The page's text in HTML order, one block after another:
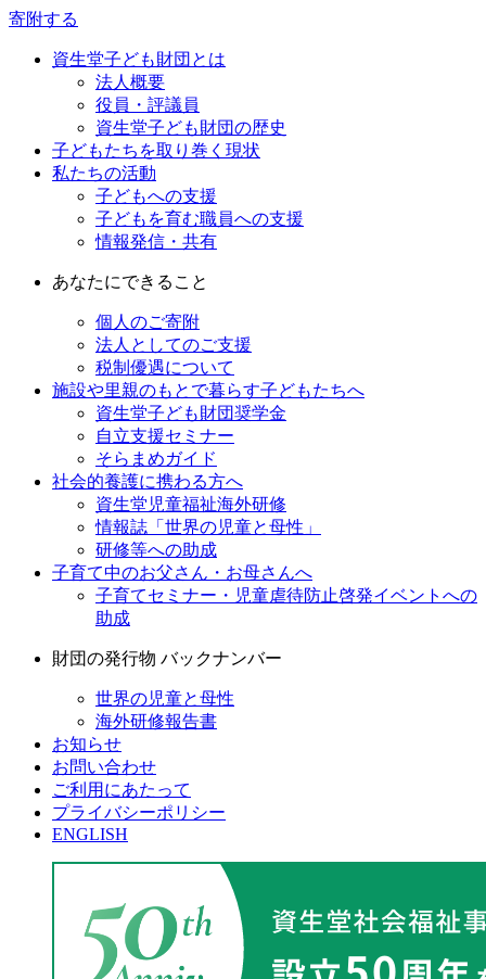
寄附する
資生堂子ども財団とは
法人概要
役員・評議員
資生堂子ども財団の歴史
子どもたちを取り巻く現状
私たちの活動
子どもへの支援
子どもを育む職員への支援
情報発信・共有
あなたにできること
個人のご寄附
法人としてのご支援
税制優遇について
施設や里親のもとで暮らす子どもたちへ
資生堂子ども財団奨学金
自立支援セミナー
そらまめガイド
社会的養護に携わる方へ
資生堂児童福祉海外研修
情報誌「世界の児童と母性」
研修等への助成
子育て中のお父さん・お母さんへ
子育てセミナー・児童虐待防止啓発イベントへの
助成
財団の発行物 バックナンバー
世界の児童と母性
海外研修報告書
お知らせ
お問い合わせ
ご利用にあたって
プライバシーポリシー
ENGLISH